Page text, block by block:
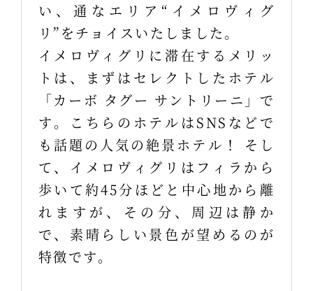
い、通なエリア“イメロヴィグ
リ”をチョイスいたしました。
イメロヴィグリに滞在するメリッ
トは、まずはセレクトしたホテル
「カーボ タグー サントリーニ」で
す。こちらのホテルはSNSなどで
も話題の人気の絶景ホテル！ そし
て、イメロヴィグリはフィラから
歩いて約45分ほどと中心地から離
れますが、その分、周辺は静か
で、素晴らしい景色が望めるのが
特徴です。